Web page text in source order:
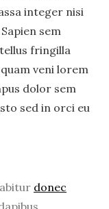
integer nisi
sem
fringilla
veni lorem
dolor sem
sed in orci eu
donec